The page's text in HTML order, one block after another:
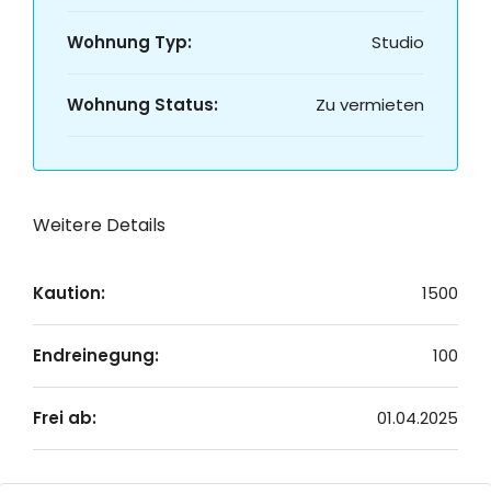
Wohnung Typ: Studio
Wohnung Status: Zu vermieten
Weitere Details
Kaution: 1500
Endreinegung: 100
Frei ab: 01.04.2025